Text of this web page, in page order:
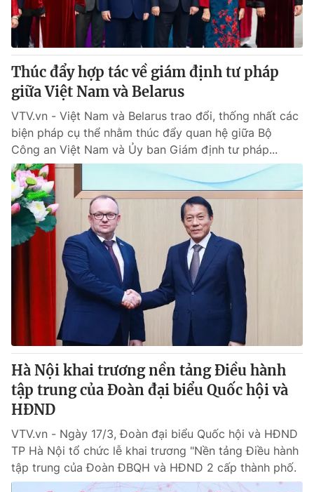
Thúc đẩy hợp tác về giám định tư pháp
giữa Việt Nam và Belarus
VTV.vn - Việt Nam và Belarus trao đổi, thống nhất các
biện pháp cụ thể nhằm thúc đẩy quan hệ giữa Bộ
Công an Việt Nam và Ủy ban Giám định tư pháp...
Hà Nội khai trương nền tảng Điều hành
tập trung của Đoàn đại biểu Quốc hội và
HĐND
VTV.vn - Ngày 17/3, Đoàn đại biểu Quốc hội và HĐND
TP Hà Nội tổ chức lễ khai trương "Nền tảng Điều hành
tập trung của Đoàn ĐBQH và HĐND 2 cấp thành phố.